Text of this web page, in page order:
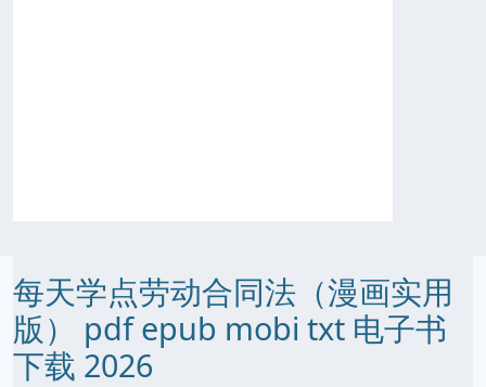
每天学点劳动合同法（漫画实用
版） pdf epub mobi txt 电子书
下载 2026